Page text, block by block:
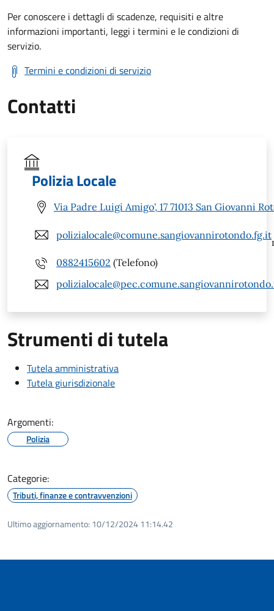
Per conoscere i dettagli di scadenze, requisiti e altre
informazioni importanti, leggi i termini e le condizioni di
servizio.
Termini e condizioni di servizio
Contatti
Polizia Locale
Via Padre Luigi Amigo', 17 71013 San Giovanni
polizialocale@comune.sangiovannirotondo.fg.it
0882415602 (Telefono)
Strumenti di tutela
Tutela amministrativa
Tutela giurisdizionale
Argomenti:
Polizia
Categorie:
Tributi, finanze e contravvenzioni
Ultimo aggiornamento: 10/12/2024 11:14.42